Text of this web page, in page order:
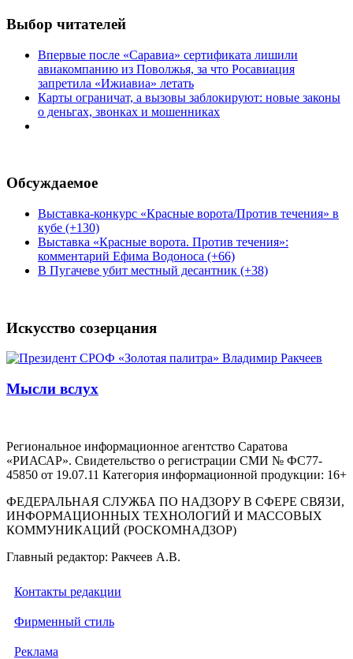
Выбор читателей
Впервые после «Саравиа» сертификата лишили
авиакомпанию из Поволжья, за что Росавиация
запретила «Ижиавиа» летать
Карты ограничат, а вызовы заблокируют: новые законы
о деньгах, звонках и мошенниках
Обсуждаемое
Выставка-конкурс «Красные ворота/Против течения» в
кубе (+130)
Выставка «Красные ворота. Против течения»:
комментарий Ефима Водоноса (+66)
В Пугачеве убит местный десантник (+38)
Искусство созерцания
Мысли вслух
Региональное информационное агентство Саратова
«РИАСАР». Свидетельство о регистрации СМИ № ФС77-
45850 от 19.07.11 Категория информационной продукции: 16+
ФЕДЕРАЛЬНАЯ СЛУЖБА ПО НАДЗОРУ В СФЕРЕ СВЯЗИ,
ИНФОРМАЦИОННЫХ ТЕХНОЛОГИЙ И МАССОВЫХ
КОММУНИКАЦИЙ (РОСКОМНАДЗОР)
Главный редактор: Ракчеев А.В.
Контакты редакции
Фирменный стиль
Реклама